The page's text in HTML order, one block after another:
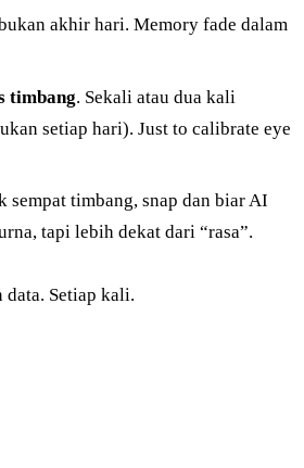
akhir hari. Memory fade dalam
timbang. Sekali atau dua kali
setiap hari). Just to calibrate eye
sempat timbang, snap dan biar AI
tapi lebih dekat dari “rasa”.
Setiap kali.